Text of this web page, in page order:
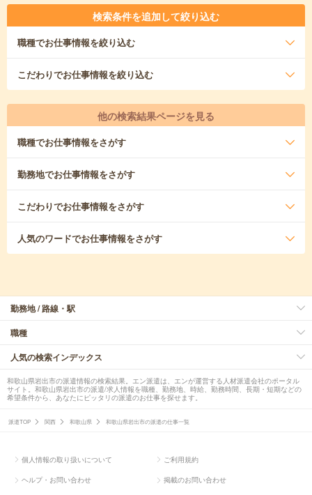
検索条件を追加して絞り込む
職種でお仕事情報を絞り込む
こだわりでお仕事情報を絞り込む
他の検索結果ページを見る
職種でお仕事情報をさがす
勤務地でお仕事情報をさがす
こだわりでお仕事情報をさがす
人気のワードでお仕事情報をさがす
勤務地 / 路線・駅
職種
人気の検索インデックス
和歌山県岩出市の派遣情報の検索結果。エン派遣は、エンが運営する人材派遣会社のポータル
サイト。和歌山県岩出市の派遣/求人情報を職種、勤務地、時給、勤務時間、長期・短期などの
希望条件から、あなたにピッタリの派遣のお仕事を探せます。
派遣TOP 関西 和歌山県 和歌山県岩出市の派遣の仕事一覧
個人情報の取り扱いについて ご利用規約
ヘルプ・お問い合わせ 掲載のお問い合わせ